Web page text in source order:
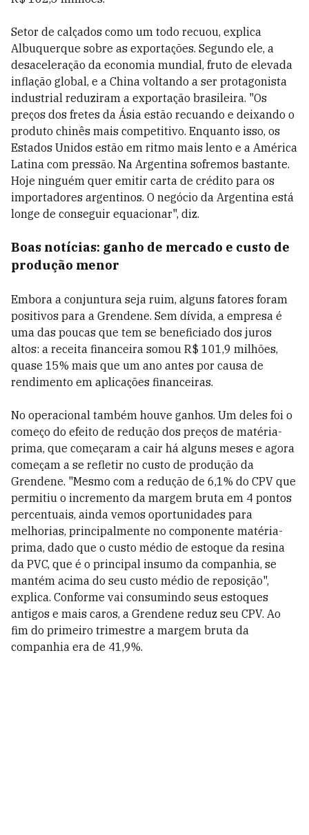
Setor de calçados como um todo recuou, explica
Albuquerque sobre as exportações. Segundo ele, a
desaceleração da economia mundial, fruto de elevada
inflação global, e a China voltando a ser protagonista
industrial reduziram a exportação brasileira. "Os
preços dos fretes da Ásia estão recuando e deixando o
produto chinês mais competitivo. Enquanto isso, os
Estados Unidos estão em ritmo mais lento e a América
Latina com pressão. Na Argentina sofremos bastante.
Hoje ninguém quer emitir carta de crédito para os
importadores argentinos. O negócio da Argentina está
longe de conseguir equacionar", diz.
Boas notícias: ganho de mercado e custo de
produção menor
Embora a conjuntura seja ruim, alguns fatores foram
positivos para a Grendene. Sem dívida, a empresa é
uma das poucas que tem se beneficiado dos juros
altos: a receita financeira somou R$ 101,9 milhões,
quase 15% mais que um ano antes por causa de
rendimento em aplicações financeiras.
No operacional também houve ganhos. Um deles foi o
começo do efeito de redução dos preços de matéria-
prima, que começaram a cair há alguns meses e agora
começam a se refletir no custo de produção da
Grendene. "Mesmo com a redução de 6,1% do CPV que
permitiu o incremento da margem bruta em 4 pontos
percentuais, ainda vemos oportunidades para
melhorias, principalmente no componente matéria-
prima, dado que o custo médio de estoque da resina
da PVC, que é o principal insumo da companhia, se
mantém acima do seu custo médio de reposição",
explica. Conforme vai consumindo seus estoques
antigos e mais caros, a Grendene reduz seu CPV. Ao
fim do primeiro trimestre a margem bruta da
companhia era de 41,9%.